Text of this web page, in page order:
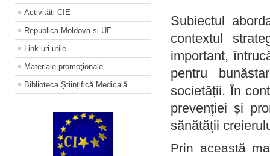
Activități CIE
Republica Moldova și UE
Link-uri utile
Materiale promoţionale
Biblioteca Științifică Medicală
Subiectul
contextul
important,
pentru
societății. În
prevenției și
sănătății
Prin această